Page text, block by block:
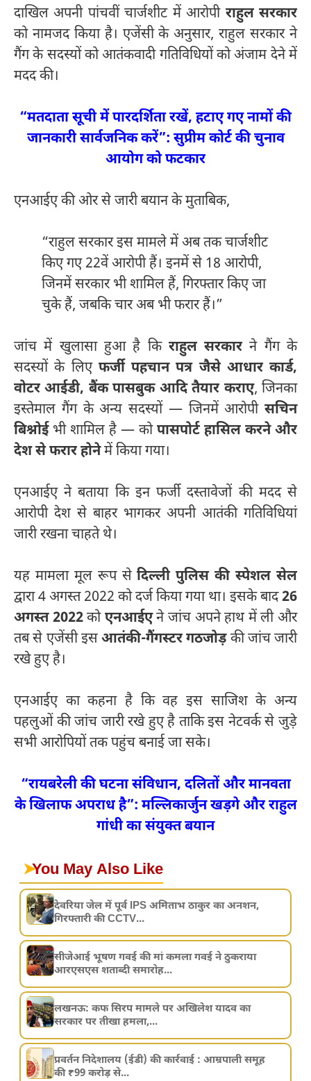
दाखिल अपनी पांचवीं चार्जशीट में आरोपी राहुल सरकार
को नामजद किया है। एजेंसी के अनुसार, राहुल सरकार ने
गैंग के सदस्यों को आतंकवादी गतिविधियों को अंजाम देने में
मदद की।
“मतदाता सूची में पारदर्शिता रखें, हटाए गए नामों की
जानकारी सार्वजनिक करें”: सुप्रीम कोर्ट की चुनाव
आयोग को फटकार
एनआईए की ओर से जारी बयान के मुताबिक,
“राहुल सरकार इस मामले में अब तक चार्जशीट
किए गए 22वें आरोपी हैं। इनमें से 18 आरोपी,
जिनमें सरकार भी शामिल हैं, गिरफ्तार किए जा
चुके हैं, जबकि चार अब भी फरार हैं।”
जांच में खुलासा हुआ है कि राहुल सरकार ने गैंग के
सदस्यों के लिए फर्जी पहचान पत्र जैसे आधार कार्ड,
वोटर आईडी, बैंक पासबुक आदि तैयार कराए, जिनका
इस्तेमाल गैंग के अन्य सदस्यों — जिनमें आरोपी सचिन
बिश्नोईभी शामिल है — कोपासपोर्ट हासिल करने और
देश से फरार होनेमें किया गया।
एनआईए ने बताया कि इन फर्जी दस्तावेजों की मदद से
आरोपी देश से बाहर भागकर अपनी आतंकी गतिविधियां
जारी रखना चाहते थे।
यह मामला मूल रूप सेदिल्ली पुलिस की स्पेशल सेल
द्वारा 4 अगस्त 2022 को दर्ज किया गया था। इसके बाद26
अगस्त 2022कोएनआईएने जांच अपने हाथ में ली और
तब से एजेंसी इसआतंकी-गैंगस्टर गठजोड़की जांच जारी
रखे हुए है।
एनआईए का कहना है कि वह इस साजिश के अन्य
पहलुओं की जांच जारी रखे हुए है ताकि इस नेटवर्क से जुड़े
सभी आरोपियों तक पहुंच बनाई जा सके।
“रायबरेली की घटना संविधान, दलितों और मानवता
के खिलाफ अपराध है”: मल्लिकार्जुन खड़गे और राहुल
गांधी का संयुक्त बयान
➤You May Also Like
देवरिया जेल में पूर्व IPS अमिताभ ठाकुर का अनशन,
गिरफ्तारी की CCTV...
सीजेआई भूषण गवई की मां कमला गवई ने ठुकराया
आरएसएस शताब्दी समारोह...
लखनऊ: कफ सिरप मामले पर अखिलेश यादव का
सरकार पर तीखा हमला,...
प्रवर्तन निदेशालय (ईडी) की कार्रवाई : आम्रपाली समूह
की ₹99 करोड़ से...